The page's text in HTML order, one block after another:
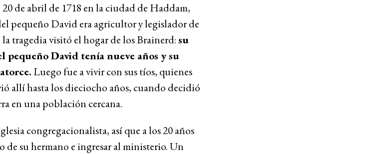
de abril de 1718 en la ciudad de Haddam,
pequeño David era agricultor y legislador de
tragedia visitó el hogar de los Brainerd:su
pequeño David tenía nueve años y su
Luego fue a vivir con sus tíos, quienes
allí hasta los dieciocho años, cuando decidió
en una población cercana.
congregacionalista, así que a los 20 años
de su hermano e ingresar al ministerio. Un